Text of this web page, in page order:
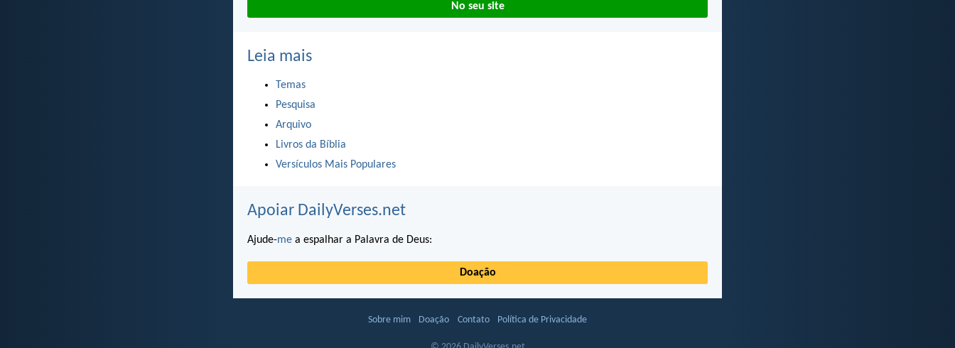
No seu site
Leia mais
Temas
Pesquisa
Arquivo
Livros da Bíblia
Versículos Mais Populares
Apoiar DailyVerses.net
Ajude-me a espalhar a Palavra de Deus:
Doação
Sobre mim Doação Contato Política de Privacidade